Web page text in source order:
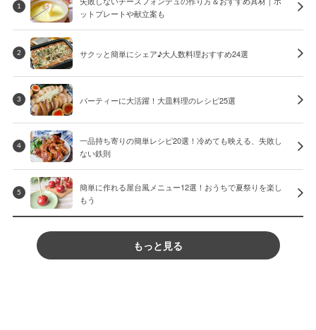
1
ットプレートや献立案も
2 サクッと簡単にシェア♪大人数料理おすすめ24選
3 パーティーに大活躍！大皿料理のレシピ25選
4
一品持ち寄りの簡単レシピ20選！冷めても映える、失敗し
ない鉄則
5
簡単に作れる屋台風メニュー12選！おうちで夏祭りを楽し
もう
もっと見る